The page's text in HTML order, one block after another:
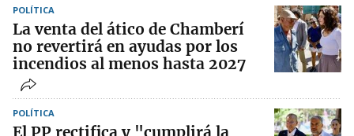
POLÍTICA
La venta del ático de Chamberí
no revertirá en ayudas por los
incendios al menos hasta 2027
POLÍTICA
El PP rectifica y "cumplirá la